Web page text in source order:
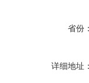
省份
详细地址